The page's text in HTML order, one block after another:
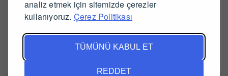
analiz etmek için sitemizde çerezler
kullanıyoruz. Çerez Politikası
TÜMÜNÜ KABUL ET
REDDET
Bıçakçılar Nazogastrik
Sonda No:16